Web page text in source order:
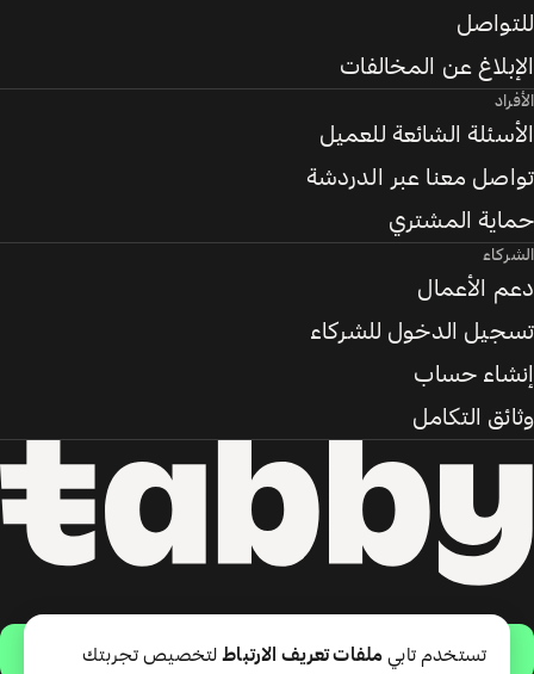
حمّل التطبيق
للتواصل
الإبلاغ عن المخالفات
الأفراد
الأسئلة الشائعة للعميل
تواصل معنا عبر الدردشة
حماية المشتري
الشركاء
دعم الأعمال
تسجيل الدخول للشركاء
إنشاء حساب
وثائق التكامل
تستخدم تابي ملفات تعريف الارتباطلتخصيص تجربتك